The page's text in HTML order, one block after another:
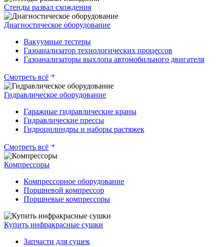
Стенды развал схождения
Диагностическое оборудование
Вакуумные тестеры
Газоанализатор технологических процессов
Газоанализаторы выхлопа автомобильного двигателя
Смотреть всё
Гидравлическое оборудование
Гаражные гидравлические краны
Гидравлические прессы
Гидроцилиндры и наборы растяжек
Смотреть всё
Компрессоры
Компрессорное оборудование
Поршневой компрессор
Поршневые компрессоры
Купить инфракрасные сушки
Запчасти для сушек